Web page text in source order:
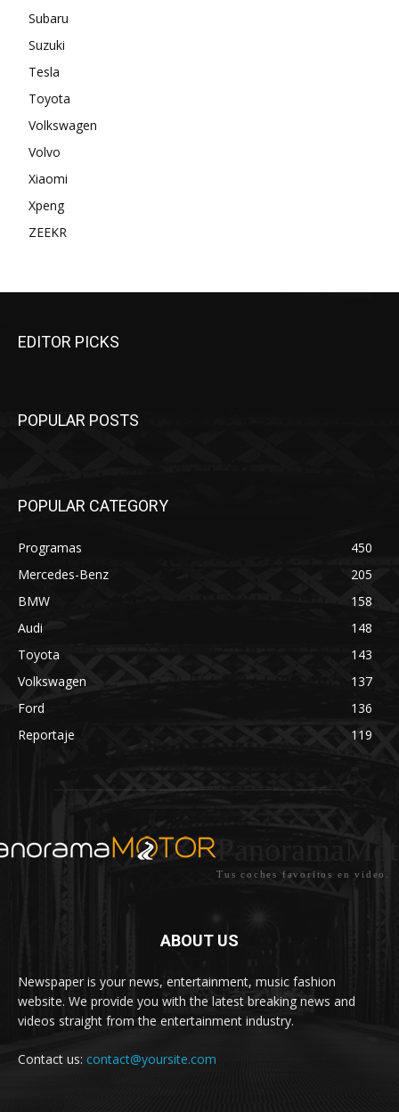
Subaru
Suzuki
Tesla
Toyota
Volkswagen
Volvo
Xiaomi
Xpeng
ZEEKR
EDITOR PICKS
POPULAR POSTS
POPULAR CATEGORY
Programas
450
Mercedes-Benz
205
BMW
158
Audi
148
Toyota
143
Volkswagen
137
Ford
136
Reportaje
119
Tus coches favoritos en video.
ABOUT US
Newspaper is your news, entertainment, music fashion
website. We provide you with the latest breaking news and
videos straight from the entertainment industry.
Contact us: contact@yoursite.com